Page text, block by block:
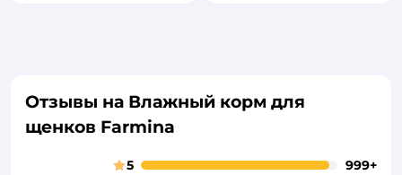
Отзывы на Влажный корм для
щенков Farmina
5
999+